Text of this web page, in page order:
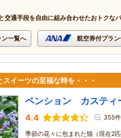
交通手段を自由に組み合わせたおトクな
ン一覧へ 航空券付プラ
イーツの至福な時を・・・
ペンション カスティ
4.4 355件
季節の花々に包まれた猫（現在2